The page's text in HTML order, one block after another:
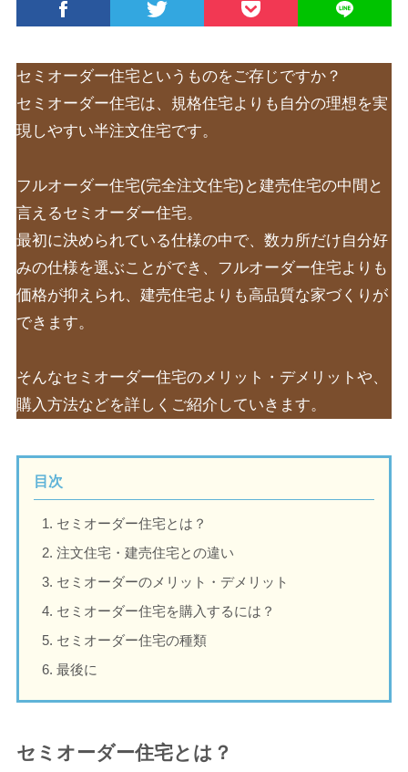
セミオーダー住宅というものをご存じですか？
セミオーダー住宅は、規格住宅よりも自分の理想を実
現しやすい半注文住宅です。
フルオーダー住宅(完全注文住宅)と建売住宅の中間と
言えるセミオーダー住宅。
最初に決められている仕様の中で、数カ所だけ自分好
みの仕様を選ぶことができ、フルオーダー住宅よりも
価格が抑えられ、建売住宅よりも高品質な家づくりが
できます。
そんなセミオーダー住宅のメリット・デメリットや、
購入方法などを詳しくご紹介していきます。
目次
セミオーダー住宅とは？
注文住宅・建売住宅との違い
セミオーダーのメリット・デメリット
セミオーダー住宅を購入するには？
セミオーダー住宅の種類
最後に
セミオーダー住宅とは？